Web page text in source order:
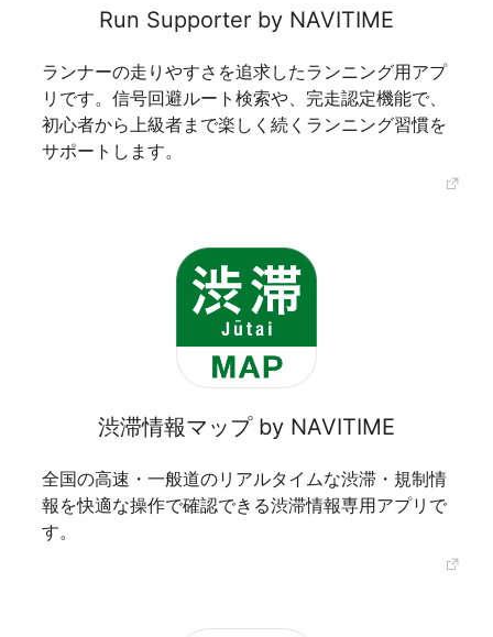
Run Supporter by NAVITIME
ランナーの走りやすさを追求したランニング用アプ
リです。信号回避ルート検索や、完走認定機能で、
初心者から上級者まで楽しく続くランニング習慣を
サポートします。
渋滞情報マップ by NAVITIME
全国の高速・一般道のリアルタイムな渋滞・規制情
報を快適な操作で確認できる渋滞情報専用アプリで
す。